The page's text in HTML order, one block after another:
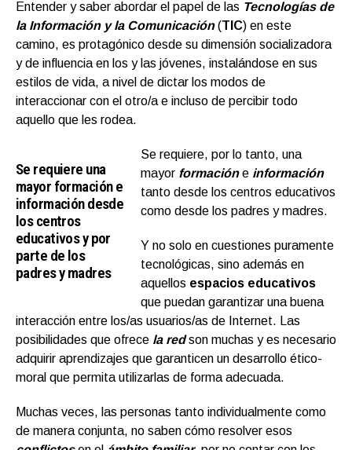
Entender y saber abordar el papel de las Tecnologías de
la Información y la Comunicación(TIC) en este
camino, es protagónico desde su dimensión socializadora
y de influencia en los y las jóvenes, instalándose en sus
estilos de vida, a nivel de dictar los modos de
interaccionar con el otro/a e incluso de percibir todo
aquello que les rodea.
Se requiere una
mayor formación e
información desde
los centros
educativos y por
parte de los
padres y madres
Se requiere, por lo tanto, una
mayor formación e información
tanto desde los centros educativos
como desde los padres y madres.
Y no solo en cuestiones puramente
tecnológicas, sino además en
aquellos espacios educativos
que puedan garantizar una buena
interacción entre los/as usuarios/as de Internet. Las
posibilidades que ofrece la red son muchas y es necesario
adquirir aprendizajes que garanticen un desarrollo ético-
moral que permita utilizarlas de forma adecuada.
Muchas veces, las personas tanto individualmente como
de manera conjunta, no saben cómo resolver esos